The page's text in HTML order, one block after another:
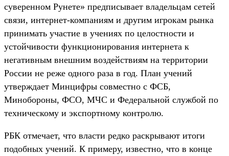
суверенном Рунете» предписывает владельцам сетей
связи, интернет-компаниям и другим игрокам рынка
принимать участие в учениях по целостности и
устойчивости функционирования интернета к
негативным внешним воздействиям на территории
России не реже одного раза в год. План учений
утверждает Минцифры совместно с ФСБ,
Минобороны, ФСО, МЧС и Федеральной службой по
техническому и экспортному контролю.
РБК отмечает, что власти редко раскрывают итоги
подобных учений. К примеру, известно, что в конце